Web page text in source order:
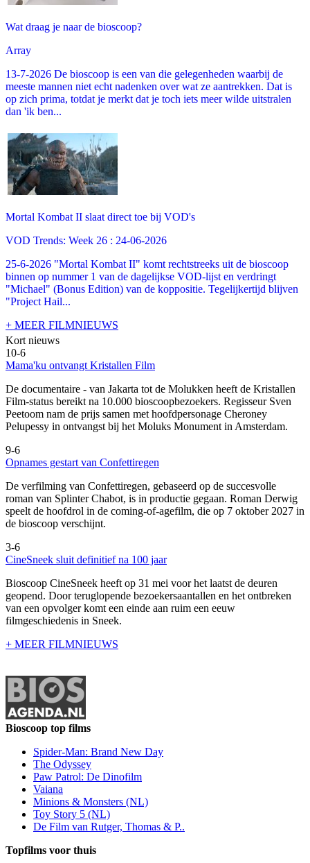
Wat draag je naar de bioscoop?
Array
13-7-2026 De bioscoop is een van die gelegenheden waarbij de
meeste mannen niet echt nadenken over wat ze aantrekken. Dat is
op zich prima, totdat je merkt dat je toch iets meer wilde uitstralen
dan 'ik ben...
Mortal Kombat II slaat direct toe bij VOD's
VOD Trends: Week 26 : 24-06-2026
25-6-2026 "Mortal Kombat II" komt rechtstreeks uit de bioscoop
binnen op nummer 1 van de dagelijkse VOD-lijst en verdringt
"Michael" (Bonus Edition) van de koppositie. Tegelijkertijd blijven
"Project Hail...
+ MEER FILMNIEUWS
Kort nieuws
10-6
Mama'ku ontvangt Kristallen Film
De documentaire - van Jakarta tot de Molukken heeft de Kristallen
Film-status bereikt na 10.000 bioscoopbezoekers. Regisseur Sven
Peetoom nam de prijs samen met hoofdpersonage Cheroney
Pelupessy in ontvangst bij het Moluks Monument in Amsterdam.
9-6
Opnames gestart van Confettiregen
De verfilming van Confettiregen, gebaseerd op de succesvolle
roman van Splinter Chabot, is in productie gegaan. Roman Derwig
speelt de hoofdrol in de coming-of-agefilm, die op 7 oktober 2027 in
de bioscoop verschijnt.
3-6
CineSneek sluit definitief na 100 jaar
Bioscoop CineSneek heeft op 31 mei voor het laatst de deuren
geopend. Door teruglopende bezoekersaantallen en het ontbreken
van een opvolger komt een einde aan ruim een eeuw
filmgeschiedenis in Sneek.
+ MEER FILMNIEUWS
Bioscoop top films
Spider-Man: Brand New Day
The Odyssey
Paw Patrol: De Dinofilm
Vaiana
Minions & Monsters (NL)
Toy Story 5 (NL)
De Film van Rutger, Thomas & P..
Topfilms voor thuis